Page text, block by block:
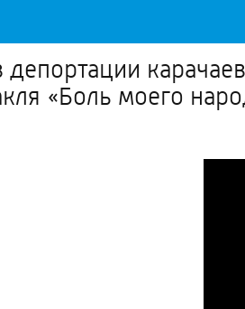
«Боль моего